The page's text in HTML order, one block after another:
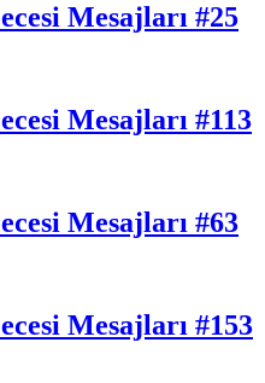
Mesajları #25
Mesajları #113
Mesajları #63
Mesajları #153